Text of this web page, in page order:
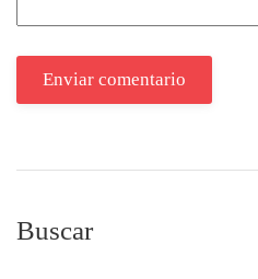
Enviar comentario
Buscar